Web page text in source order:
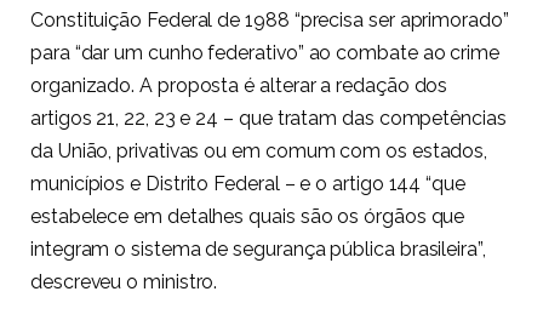
Constituição Federal de 1988 “precisa ser aprimorado”
para “dar um cunho federativo” ao combate ao crime
organizado. A proposta é alterar a redação dos
artigos 21, 22, 23 e 24 – que tratam das competências
da União, privativas ou em comum com os estados,
municípios e Distrito Federal – e o artigo 144 “que
estabelece em detalhes quais são os órgãos que
integram o sistema de segurança pública brasileira”,
descreveu o ministro.